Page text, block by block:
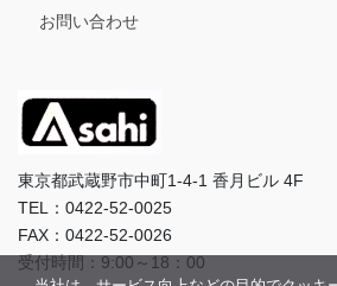
お問い合わせ
東京都武蔵野市中町1-4-1 香月ビル 4F
TEL：0422-52-0025
FAX：0422-52-0026
受付時間：9:00～18：00